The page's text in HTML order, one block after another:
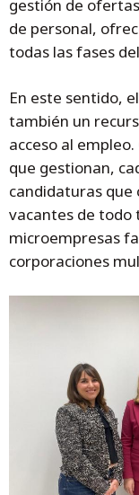
gestión de
de personal,
todas las fases
En este sentido,
también un
acceso al
que gestionan,
candidaturas que
vacantes de todo
microempresas
corporaciones